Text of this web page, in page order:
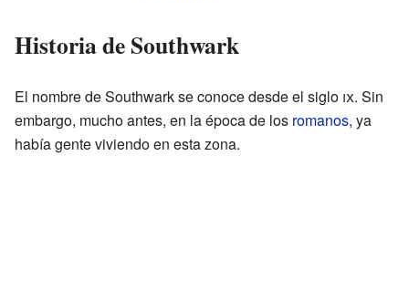
Historia de Southwark
El nombre de Southwark se conoce desde el siglo ix. Sin
embargo, mucho antes, en la época de los romanos, ya
había gente viviendo en esta zona.